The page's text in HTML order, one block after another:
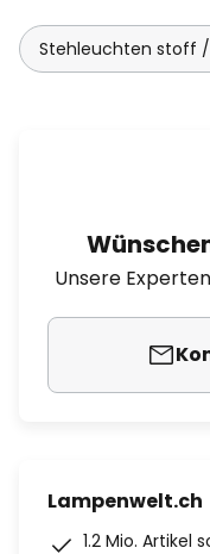
Stehleuchten stoff
Unsere
Lampenwelt.ch
1.2 Mio. Artikel